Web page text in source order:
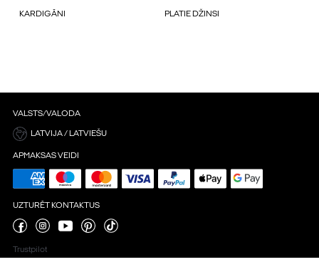
KARDIGĀNI PLATIE DŽINSI
VALSTS/VALODA
LATVIJA / LATVIEŠU
APMAKSAS VEIDI
UZTURĒT KONTAKTUS
Trustpilot